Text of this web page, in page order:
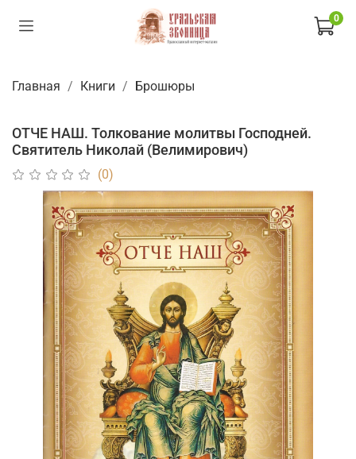
0
Главная Книги Брошюры
ОТЧЕ НАШ. Толкование молитвы Господней.
Святитель Николай (Велимирович)
(0)